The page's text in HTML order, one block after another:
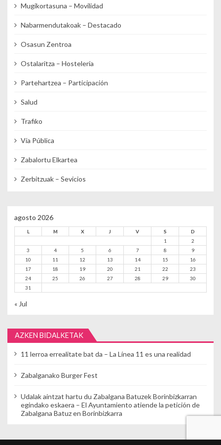
Mugikortasuna – Movilidad
Nabarmendutakoak – Destacado
Osasun Zentroa
Ostalaritza – Hostelería
Partehartzea – Participación
Salud
Trafiko
Vía Pública
Zabalortu Elkartea
Zerbitzuak – Sevicios
agosto 2026
L M X J V S
D
1
2
3
4 5 6 7 8
9
10
11 12 13 14 15
16
17
18 19 20 21 22
23
24
25 26 27 28 29
30
31
« Jul
AZKEN BIDALKETAK
11 lerroa errealitate bat da – La Línea 11 es una realidad
Zabalganako Burger Fest
Udalak aintzat hartu du Zabalgana Batuzek Borinbizkarran
egindako eskaera – El Ayuntamiento atiende la petición de
Zabalgana Batuz en Borinbizkarra